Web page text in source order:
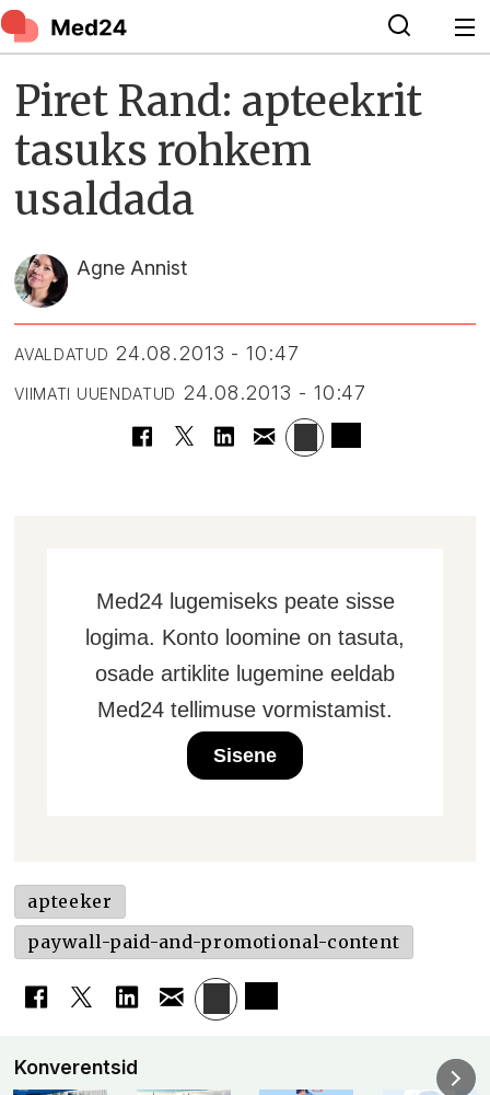
Piret Rand: apteekrit
tasuks rohkem
usaldada
Agne Annist
AVALDATUD 24.08.2013 - 10:47
VIIMATI UUENDATUD 24.08.2013 - 10:47
Med24 lugemiseks peate sisse
logima. Konto loomine on tasuta,
osade artiklite lugemine eeldab
Med24 tellimuse vormistamist.
Sisene
apteeker
paywall-paid-and-promotional-content
Konverentsid